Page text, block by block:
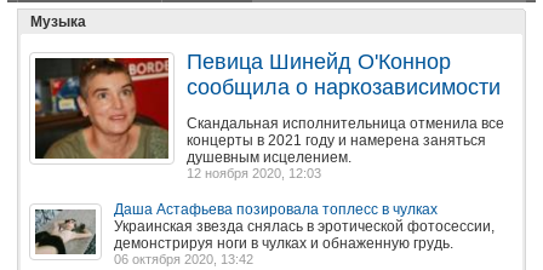
Музыка
Певица Шинейд О'Коннор
сообщила о наркозависимости
Скандальная исполнительница отменила все
концерты в 2021 году и намерена заняться
душевным исцелением.
12 ноября 2020, 12:03
Даша Астафьева позировала топлесс в чулках
Украинская звезда снялась в эротической фотосессии,
демонстрируя ноги в чулках и обнаженную грудь.
06 октября 2020, 13:42